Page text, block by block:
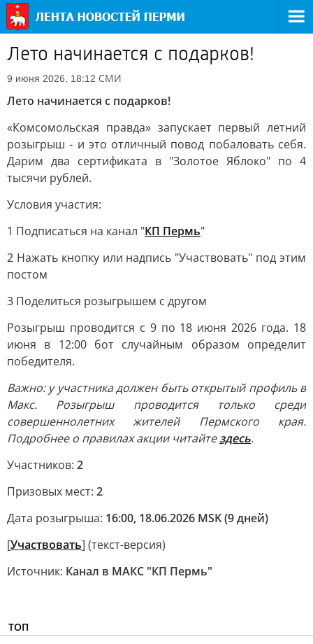
Лето начинается с подарков!
9 июня 2026, 18:12 СМИ
Лето начинается с подарков!
«Комсомольская правда» запускает первый летний
розыгрыш - и это отличный повод побаловать себя.
Дарим два сертификата в "Золотое Яблоко" по 4
тысячи рублей.
Условия участия:
1 Подписаться на канал "КП Пермь"
2 Нажать кнопку или надпись "Участвовать" под этим
постом
3 Поделиться розыгрышем с другом
Розыгрыш проводится с 9 по 18 июня 2026 года. 18
июня в 12:00 бот случайным образом определит
победителя.
Важно: у участника должен быть открытый профиль в
Макс. Розыгрыш проводится только среди
совершеннолетних жителей Пермского края.
Подробнее о правилах акции читайтездесь.
Участников: 2
Призовых мест: 2
Дата розыгрыша: 16:00, 18.06.2026 MSK (9 дней)
[Участвовать] (текст-версия)
Источник: Канал в МАКС "КП Пермь"
ТОП